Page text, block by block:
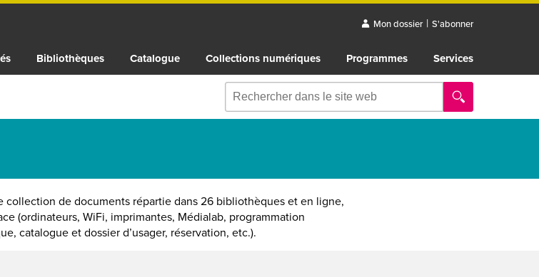
Mon dossier | S'abonner
Bibliothèques Catalogue Collections numériques Programmes Services
collection de documents répartie dans 26 bibliothèques et en ligne,
(ordinateurs, WiFi, imprimantes, Médialab, programmation
catalogue et dossier d’usager, réservation, etc.).